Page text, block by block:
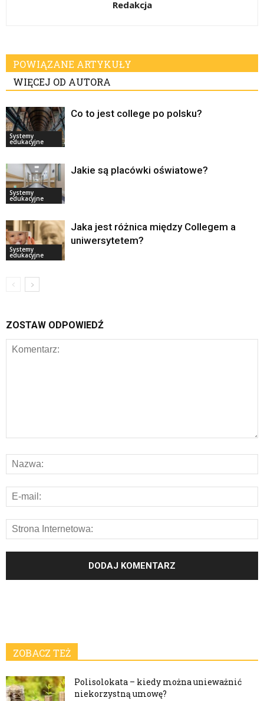
Redakcja
POWIĄZANE ARTYKUŁY
WIĘCEJ OD AUTORA
Systemy
edukacyjne
Co to jest college po polsku?
Systemy
edukacyjne
Jakie są placówki oświatowe?
Systemy
edukacyjne
Jaka jest różnica między Collegem a
uniwersytetem?
ZOSTAW ODPOWIEDŹ
ZOBACZ TEŻ
Polisolokata – kiedy można unieważnić
niekorzystną umowę?